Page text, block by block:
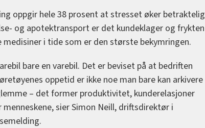
oppgir hele 38 prosent at stresset øker betraktelig
og apotektransport er det kundeklager og frykten
i tide som er den største bekymringen.
bare en varebil. Det er beviset på at bedriften
oppetid er ikke noe man bare kan arkivere
– det former produktivitet, kunderelasjoner
sier Simon Neill, driftsdirektør i